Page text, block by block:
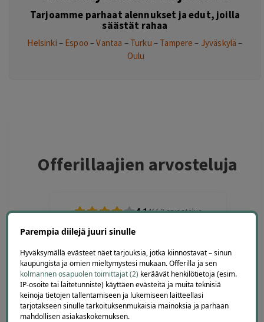
Tarjoamme parhaat alennukset ja edut, joilla
säästät rahaa
Helsinki – Espoo –Vantaa – Turku – Tampere – Jyväskylä –
Oulu
Offerillaajien arvosteluja
4.14663 arvostelua
Kirjoita arvostelu
P
Pekka
Helsinki
2 days ago
Parempia diilejä juuri sinulle
Hyväksymällä evästeet näet tarjouksia, jotka kiinnostavat – sinun
kaupungista ja omien mieltymystesi mukaan. Offerilla ja sen
kolmannen osapuolen toimittajat (2) keräävät henkilötietoja (esim.
IP-osoite tai laitetunniste) käyttäen evästeitä ja muita teknisiä
keinoja tietojen tallentamiseen ja lukemiseen laitteellasi
tarjotakseen sinulle tarkoituksenmukaisia mainoksia ja parhaan
mahdollisen asiakaskokemuksen.